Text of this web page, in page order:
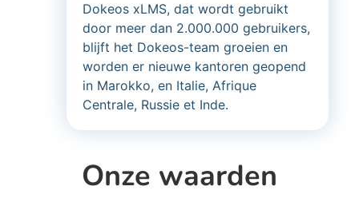
Dokeos xLMS, dat wordt gebruikt
door meer dan 2.000.000 gebruikers,
blijft het Dokeos-team groeien en
worden er nieuwe kantoren geopend
in Marokko, en Italie, Afrique
Centrale, Russie et Inde.
Onze waarden